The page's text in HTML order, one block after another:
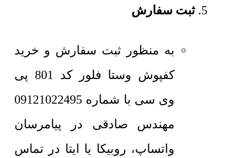
ثبت سفارش
به منظور ثبت سفارش و خرید
کفپوش وستا فلور کد 801 پی
وی سی با شماره 09121022495
مهندس صادقی در پیامرسان
واتساپ، روبیکا یا ایتا در تماس